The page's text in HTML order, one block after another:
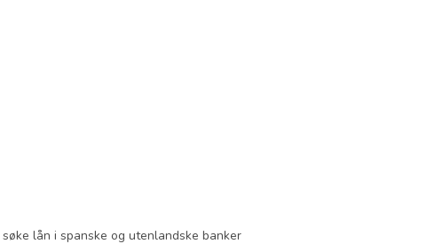
lån i spanske og utenlandske banker